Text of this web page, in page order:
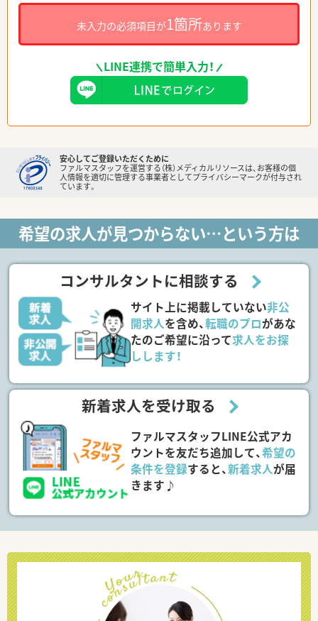
未入力の必須項目が1箇所あります
LINE連携で簡単入力！
安心してご登録いただくために
ファルマスタッフを運営する（株）メディカルリソースは、お客様の個
人情報を適切に管理する事業者としてプライバシーマークが付与され
ています。
希望の求人が見つからない…という方は
コンサルタントに相談する
サイト上に掲載していない非公
開求人を含め、転職のプロがあな
たのご希望に沿って求人をお探
しします！
新着求人を受け取る
ファルマスタッフLINE公式アカ
ウントを友だち追加して、希望の
条件を登録すると、新着求人が届
きます♪